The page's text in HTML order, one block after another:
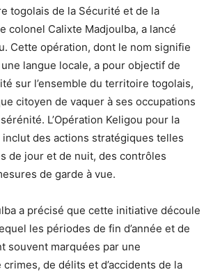
togolais de la Sécurité et de la
colonel Calixte Madjoulba, a lancé
Cette opération, dont le nom signifie
langue locale, a pour objectif de
sur l’ensemble du territoire togolais,
citoyen de vaquer à ses occupations
L’Opération Keligou pour la
des actions stratégiques telles
de jour et de nuit, des contrôles
de garde à vue.
a précisé que cette initiative découle
les périodes de fin d’année et de
souvent marquées par une
de délits et d’accidents de la